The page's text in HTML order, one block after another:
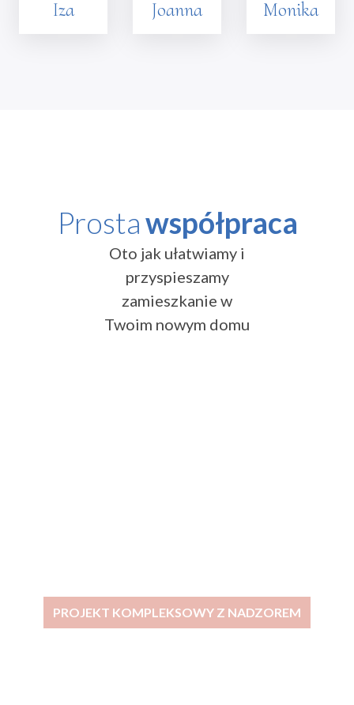
Iza Joanna Monika
Prostawspółpraca
Oto jak ułatwiamy i
przyspieszamy
zamieszkanie w
Twoim nowym domu
PROJEKT KOMPLEKSOWY Z NADZOREM